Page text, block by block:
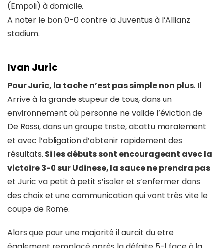
(Empoli) à domicile.
A noter le bon 0-0 contre la Juventus à l’Allianz
stadium.
Ivan Juric
Pour Juric, la tache n’est pas simple non plus. Il
Arrive à la grande stupeur de tous, dans un
environnement où personne ne valide l’éviction de
De Rossi, dans un groupe triste, abattu moralement
et avec l’obligation d’obtenir rapidement des
résultats. Si les débuts sont encourageant avec la
victoire 3-0 sur Udinese, la sauce ne prendra pas
et Juric va petit à petit s’isoler et s’enfermer dans
des choix et une communication qui vont très vite le
coupe de Rome.
Alors que pour une majorité il aurait du etre